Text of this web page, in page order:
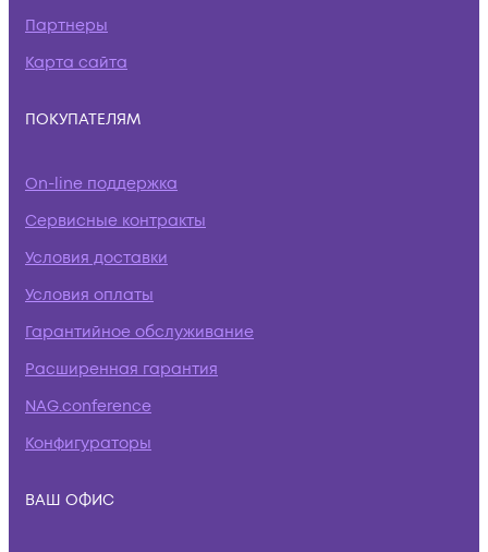
Партнеры
Карта сайта
ПОКУПАТЕЛЯМ
On-line поддержка
Сервисные контракты
Условия доставки
Условия оплаты
Гарантийное обслуживание
Расширенная гарантия
NAG.conference
Конфигураторы
ВАШ ОФИС